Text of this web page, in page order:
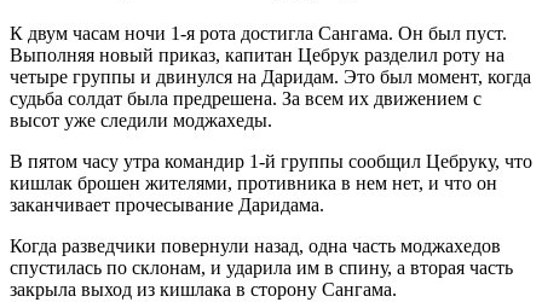
К двум часам ночи 1-я рота достигла Сангама. Он был пуст.
Выполняя новый приказ, капитан Цебрук разделил роту на
четыре группы и двинулся на Даридам. Это был момент, когда
судьба солдат была предрешена. За всем их движением с
высот уже следили моджахеды.
В пятом часу утра командир 1-й группы сообщил Цебруку, что
кишлак брошен жителями, противника в нем нет, и что он
заканчивает прочесывание Даридама.
Когда разведчики повернули назад, одна часть моджахедов
спустилась по склонам, и ударила им в спину, а вторая часть
закрыла выход из кишлака в сторону Сангама.